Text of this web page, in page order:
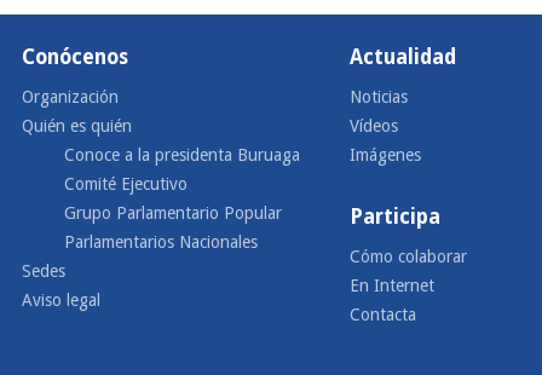
Conócenos
Organización
Quién es quién
Conoce a la presidenta Buruaga
Comité Ejecutivo
Grupo Parlamentario Popular
Parlamentarios Nacionales
Sedes
Aviso legal
Actualidad
Noticias
Vídeos
Imágenes
Participa
Cómo colaborar
En Internet
Contacta